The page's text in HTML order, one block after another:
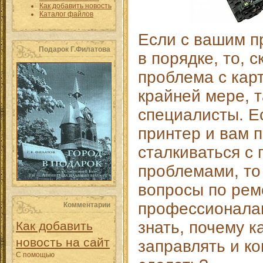
Как добавить новость
Каталог файлов
Подарок Г.Филатова
Комментарии
Как добавить
новость на сайт
С помощью
Если с вашим
в порядке, то,
проблема с
крайней мере,
специалисты.
принтер и вам
сталкиваться
проблемами,
вопросы по
знать, почему
заправлять и